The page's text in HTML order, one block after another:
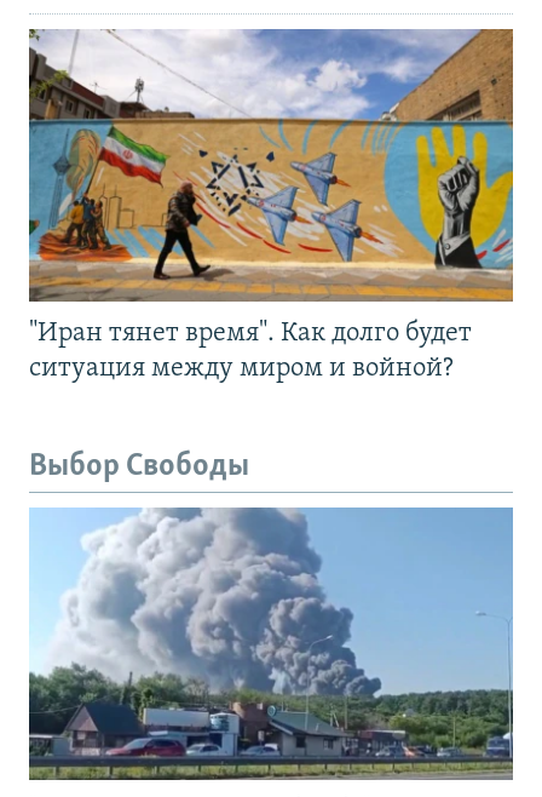
"Иран тянет время". Как долго будет
ситуация между миром и войной?
Выбор Свободы